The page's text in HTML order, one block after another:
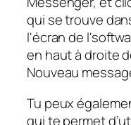
qui se trouve
l'écran de
en haut à droite
Nouveau
Tu peux
qui te permet